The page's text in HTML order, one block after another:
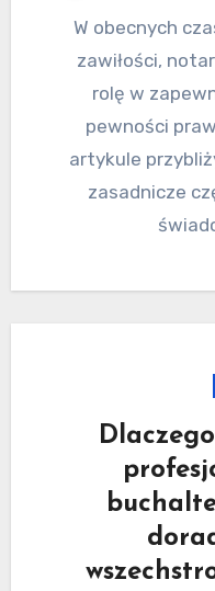
W obecnych czasach pełnych prawnych
zawiłości,
rolę w
pewności
artykule
zasadnicze